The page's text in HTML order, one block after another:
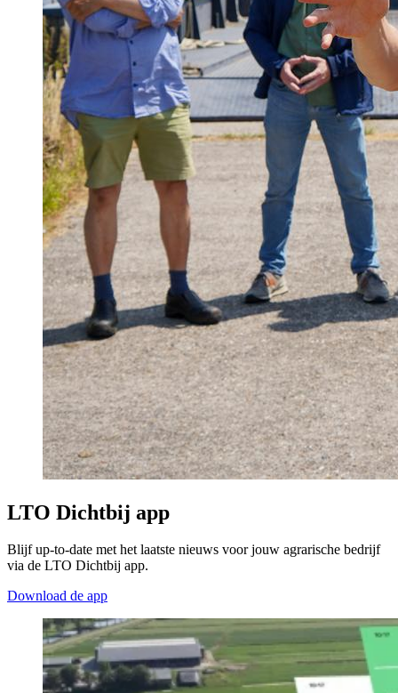
LTO Dichtbij app
Blijf up-to-date met het laatste nieuws voor jouw agrarische bedrijf
via de LTO Dichtbij app.
Download de app